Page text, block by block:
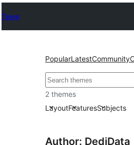
Теми
PopularLatestCommunity
Пошук
2 themes
LayoutFeaturesSubjects
Author: DediData